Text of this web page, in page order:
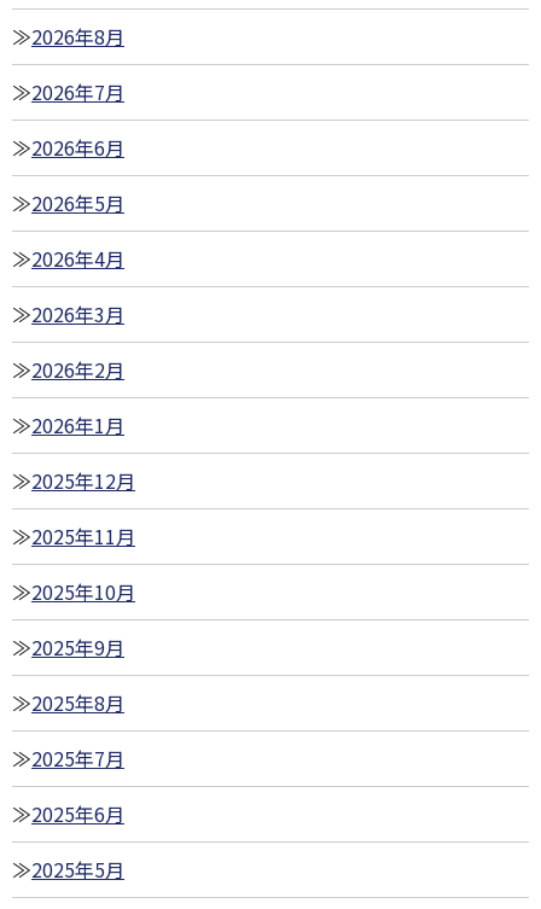
2026年8月
2026年7月
2026年6月
2026年5月
2026年4月
2026年3月
2026年2月
2026年1月
2025年12月
2025年11月
2025年10月
2025年9月
2025年8月
2025年7月
2025年6月
2025年5月